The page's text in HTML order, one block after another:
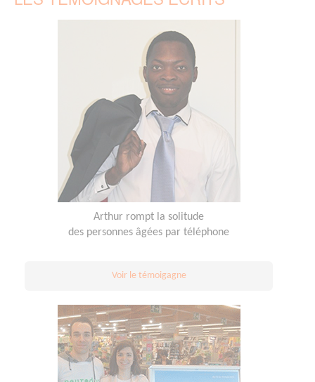
Arthur rompt la solitude
des personnes âgées par téléphone
Voir le témoigagne